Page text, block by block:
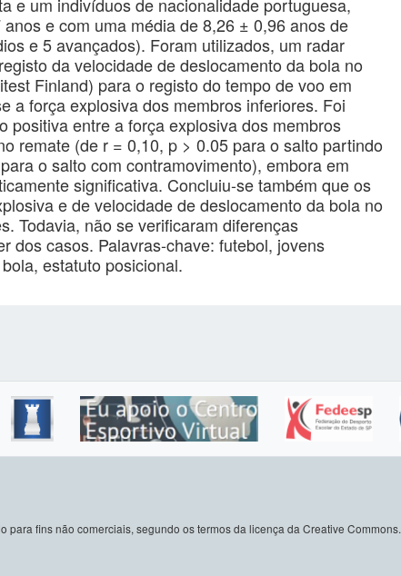
e com uma média de 8,26 ± 0,96 anos de
e 5 avançados). Foram utilizados, um radar
da velocidade de deslocamento da bola no
Finland) para o registo do tempo de voo em
a força explosiva dos membros inferiores. Foi
positiva entre a força explosiva dos membros
remate (de r = 0,10, p > 0.05 para o salto partindo
o salto com contramovimento), embora em
significativa. Concluiu-se também que os
e de velocidade de deslocamento da bola no
Todavia, não se verificaram diferenças
dos casos. Palavras-chave: futebol, jovens
estatuto posicional.
fins não comerciais, segundo os termos da licença da Creative Commons.